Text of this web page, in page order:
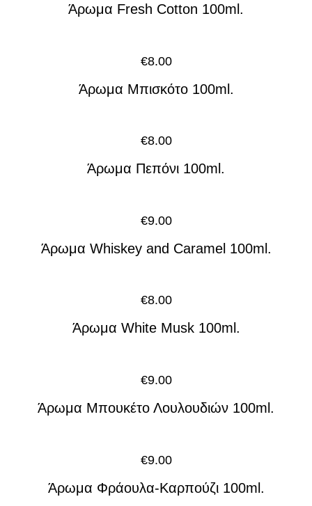
Άρωμα Fresh Cotton 100ml.
€8.00
Άρωμα Μπισκότο 100ml.
€8.00
Άρωμα Πεπόνι 100ml.
€9.00
Άρωμα Whiskey and Caramel 100ml.
€8.00
Άρωμα White Musk 100ml.
€9.00
Άρωμα Μπουκέτο Λουλουδιών 100ml.
€9.00
Άρωμα Φράουλα-Καρπούζι 100ml.